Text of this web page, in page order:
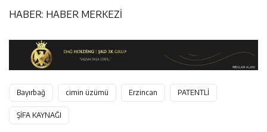
HABER: HABER MERKEZİ
Bayırbağ cimin üzümü Erzincan PATENTLİ
ŞİFA KAYNAĞI